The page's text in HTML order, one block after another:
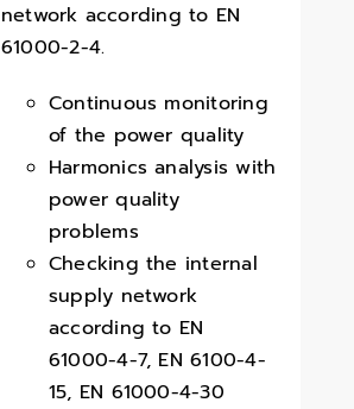
network according to EN
61000-2-4.
Continuous monitoring
of the power quality
Harmonics analysis with
power quality
problems
Checking the internal
supply network
according to EN
61000-4-7, EN 6100-4-
15, EN 61000-4-30